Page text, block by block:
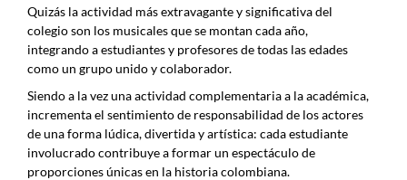
Quizás la actividad más extravagante y significativa del
colegio son los musicales que se montan cada año,
integrando a estudiantes y profesores de todas las edades
como un grupo unido y colaborador.
Siendo a la vez una actividad complementaria a la académica,
incrementa el sentimiento de responsabilidad de los actores
de una forma lúdica, divertida y artística: cada estudiante
involucrado contribuye a formar un espectáculo de
proporciones únicas en la historia colombiana.